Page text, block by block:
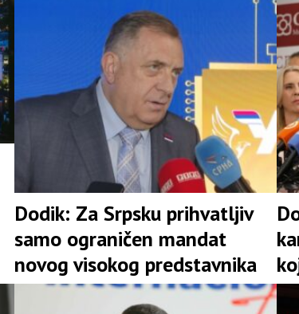
Dodik: Za Srpsku prihvatljiv
samo ograničen mandat
novog visokog predstavnika